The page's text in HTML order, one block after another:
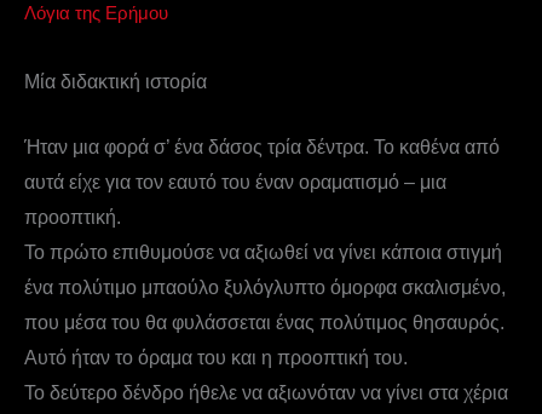
Λόγια της Ερήμου
Μία διδακτική ιστορία
Ήταν μια φορά σ’ ένα δάσος τρία δέντρα. Το καθένα από
αυτά είχε για τον εαυτό του έναν οραματισμό – μια
προοπτική.
Το πρώτο επιθυμούσε να αξιωθεί να γίνει κάποια στιγμή
ένα πολύτιμο μπαούλο ξυλόγλυπτο όμορφα σκαλισμένο,
που μέσα του θα φυλάσσεται ένας πολύτιμος θησαυρός.
Αυτό ήταν το όραμα του και η προοπτική του.
Το δεύτερο δένδρο ήθελε να αξιωνόταν να γίνει στα χέρια